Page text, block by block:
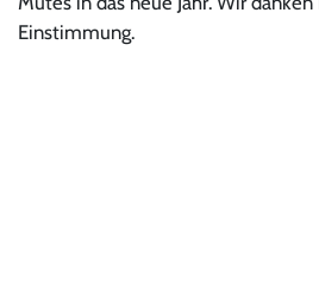
Einstimmung.